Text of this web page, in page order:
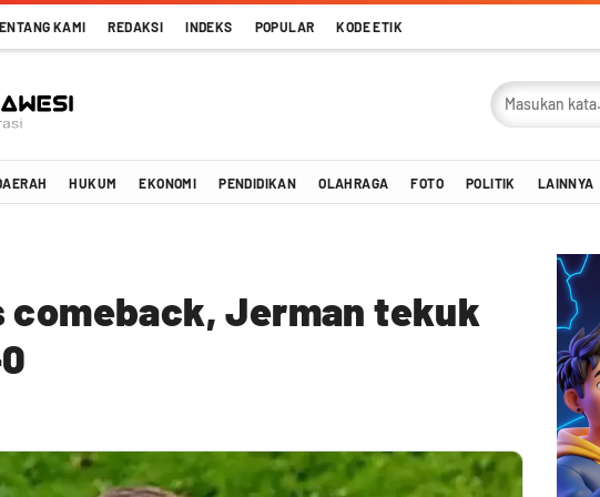
KAMI REDAKSI INDEKS POPULAR KODE ETIK
HUKUM EKONOMI PENDIDIKAN OLAHRAGA FOTO POLITIK LAINNYA
comeback, Jerman tekuk